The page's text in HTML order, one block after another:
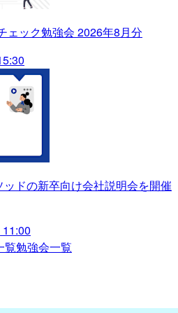
ェック勉強会 2026年8月分
ッドの新卒向け会社説明会を開催
覧勉強会一覧